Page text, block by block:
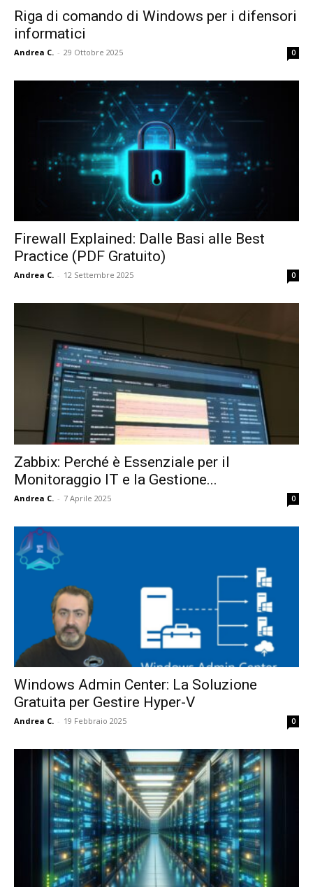
Riga di comando di Windows per i difensori
informatici
Andrea C. - 29 Ottobre 2025 0
Firewall Explained: Dalle Basi alle Best
Practice (PDF Gratuito)
Andrea C. - 12 Settembre 2025 0
Zabbix: Perché è Essenziale per il
Monitoraggio IT e la Gestione...
Andrea C. - 7 Aprile 2025 0
Windows Admin Center: La Soluzione
Gratuita per Gestire Hyper-V
Andrea C. - 19 Febbraio 2025 0